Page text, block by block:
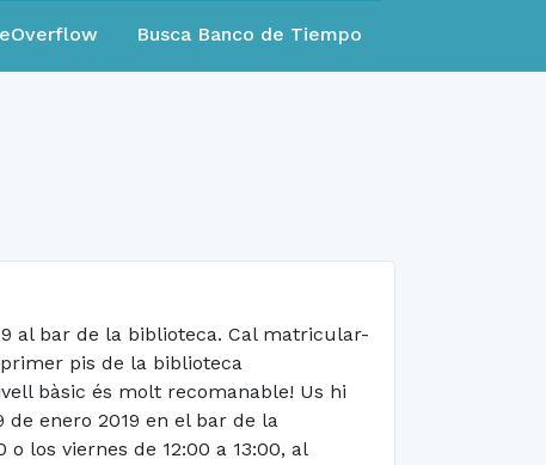
Busca Banco de Tiempo
al bar de la biblioteca. Cal matricular-
primer pis de la biblioteca
bàsic és molt recomanable! Us hi
enero 2019 en el bar de la
los viernes de 12:00 a 13:00, al